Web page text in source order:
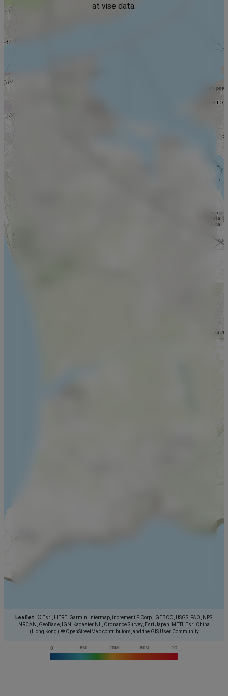
Leaflet
© Esri, HERE, Garmin, Intermap, increment P Corp., GEBCO, USGS, FAO, NPS,
NRCAN, GeoBase, IGN, Kadaster NL, Ordnance Survey, Esri Japan, METI, Esri China
(Hong Kong), © OpenStreetMap contributors, and the GIS User Community
at vise data.